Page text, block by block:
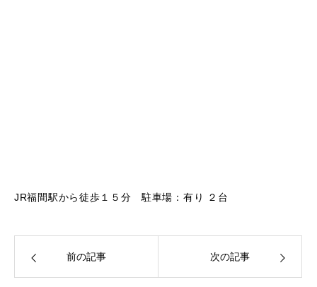
JR福間駅から徒歩１５分 駐車場：有り ２台
前の記事 次の記事